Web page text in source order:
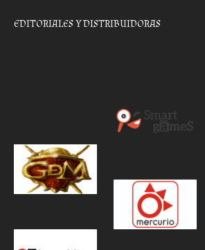
EDITORIALES Y DISTRIBUIDORAS